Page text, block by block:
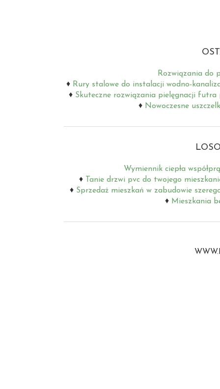
Rozwiązania do
Rury stalowe do instalacji wodno-
Skuteczne rozwiązania pielęgnacji futra
Nowoczesne
Wymiennik ciepła
Tanie drzwi pvc do twojego
Sprzedaż mieszkań w zabudowie
Mieszkania